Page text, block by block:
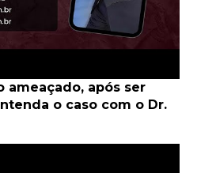
ameaçado, após ser
o caso com o Dr.